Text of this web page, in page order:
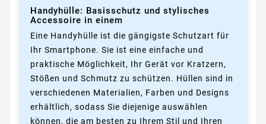
Handyhülle: Basisschutz und stylisches
Accessoire in einem
Eine Handyhülle ist die gängigste Schutzart für
Ihr Smartphone. Sie ist eine einfache und
praktische Möglichkeit, Ihr Gerät vor Kratzern,
Stößen und Schmutz zu schützen. Hüllen sind in
verschiedenen Materialien, Farben und Designs
erhältlich, sodass Sie diejenige auswählen
können, die am besten zu Ihrem Stil und Ihren